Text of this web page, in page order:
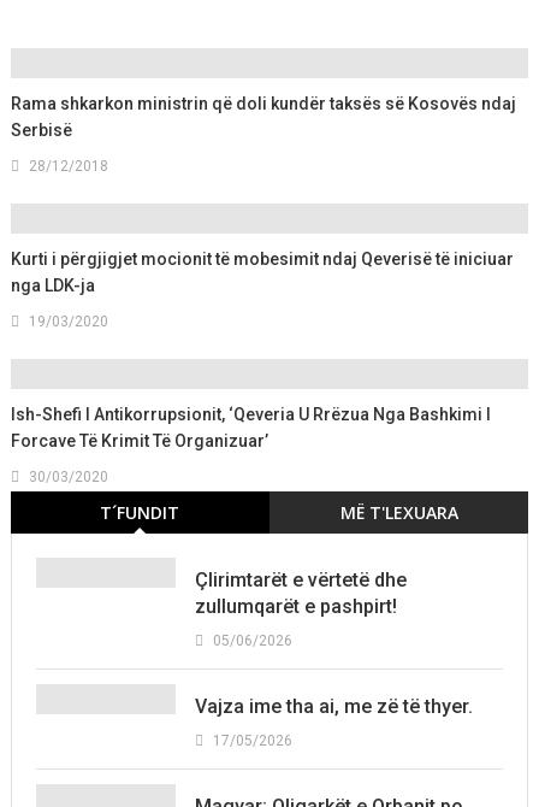
Rama shkarkon ministrin që doli kundër taksës së Kosovës ndaj
Serbisë
28/12/2018
Kurti i përgjigjet mocionit të mobesimit ndaj Qeverisë të iniciuar
nga LDK-ja
19/03/2020
Ish-Shefi I Antikorrupsionit, ‘Qeveria U Rrëzua Nga Bashkimi I
Forcave Të Krimit Të Organizuar’
30/03/2020
T´FUNDIT MË T'LEXUARA
Çlirimtarët e vërtetë dhe
zullumqarët e pashpirt!
05/06/2026
Vajza ime tha ai, me zë të thyer.
17/05/2026